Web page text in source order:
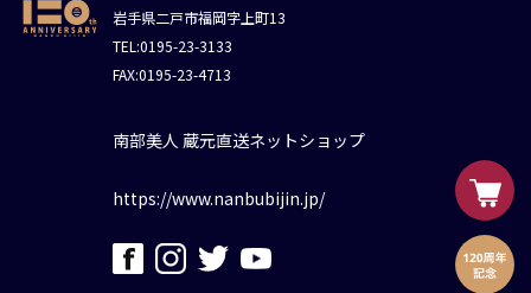
岩手県二戸市福岡字上町13
TEL:0195-23-3133
FAX:0195-23-4713
南部美人 蔵元直送ネットショップ
https://www.nanbubijin.jp/